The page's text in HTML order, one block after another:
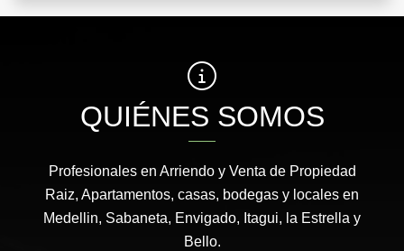
QUIÉNES SOMOS
Profesionales en Arriendo y Venta de Propiedad
Raiz, Apartamentos, casas, bodegas y locales en
Medellin, Sabaneta, Envigado, Itagui, la Estrella y
Bello.